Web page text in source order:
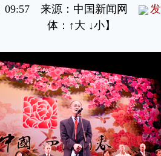
09:57 来源：中国新闻网
体： ↑大 ↓小】